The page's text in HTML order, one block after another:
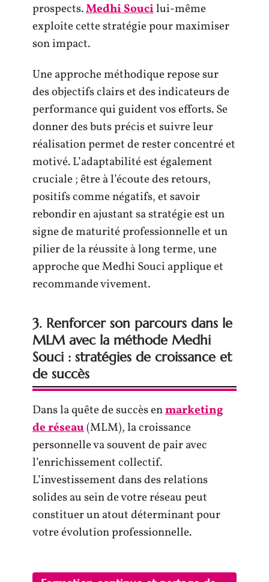
prospects.Medhi Soucilui-même
exploite cette stratégie pour maximiser
son impact.
Une approche méthodique repose sur
des objectifs clairs et des indicateurs de
performance qui guident vos efforts. Se
donner des buts précis et suivre leur
réalisation permet de rester concentré et
motivé. L’adaptabilité est également
cruciale ; être à l’écoute des retours,
positifs comme négatifs, et savoir
rebondir en ajustant sa stratégie est un
signe de maturité professionnelle et un
pilier de la réussite à long terme, une
approche que Medhi Souci applique et
recommande vivement.
3. Renforcer son parcours dans le
MLM avec la méthode Medhi
Souci : stratégies de croissance et
de succès
Dans la quête de succès enmarketing
de réseau(MLM), la croissance
personnelle va souvent de pair avec
l’enrichissement collectif.
L’investissement dans des relations
solides au sein de votre réseau peut
constituer un atout déterminant pour
votre évolution professionnelle.